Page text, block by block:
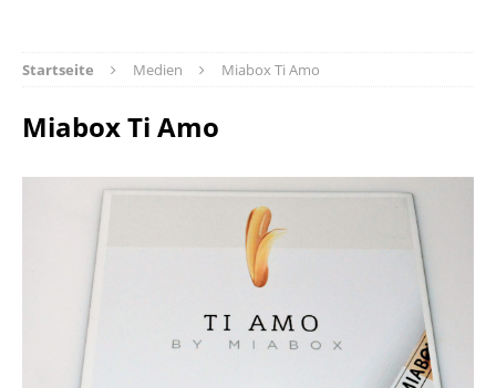
Startseite Medien Miabox Ti Amo
Miabox Ti Amo